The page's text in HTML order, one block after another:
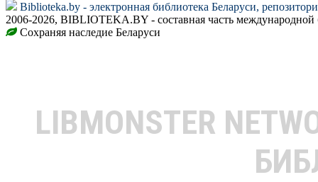
Biblioteka.by - электронная библиотека Беларуси,
2006-2026, BIBLIOTEKA.BY - составная часть
Сохраняя наследие Беларуси
LIBMONSTER